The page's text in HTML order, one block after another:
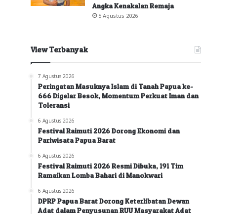
Angka Kenakalan Remaja
5 Agustus 2026
View Terbanyak
7 Agustus 2026
Peringatan Masuknya Islam di Tanah Papua ke-
666 Digelar Besok, Momentum Perkuat Iman dan
Toleransi
6 Agustus 2026
Festival Raimuti 2026 Dorong Ekonomi dan
Pariwisata Papua Barat
6 Agustus 2026
Festival Raimuti 2026 Resmi Dibuka, 191 Tim
Ramaikan Lomba Bahari di Manokwari
6 Agustus 2026
DPRP Papua Barat Dorong Keterlibatan Dewan
Adat dalam Penyusunan RUU Masyarakat Adat